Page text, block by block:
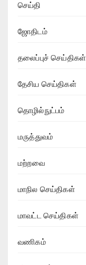
செய்தி
ஜோதிடம்
தலைப்புச் செய்திகள்
தேசிய செய்திகள்
தொழில்நுட்பம்
மருத்துவம்
மற்றவை
மாநில செய்திகள்
மாவட்ட செய்திகள்
வணிகம்